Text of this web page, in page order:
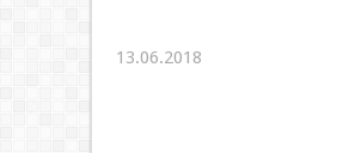
13.06.2018